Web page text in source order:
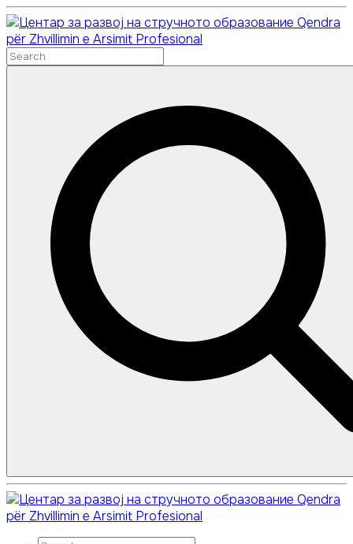
Skip
to
content
Qendra
për Zhvillimin e Arsimit Profesional
Search
Search
for:
Qendra
për Zhvillimin e Arsimit Profesional